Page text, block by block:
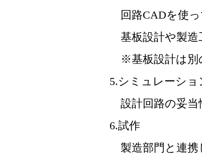
回路CADを使っ
基板設計や製造
※基板設計は別の
5.シミュレーショ
設計回路の妥当
6.試作
製造部門と連携